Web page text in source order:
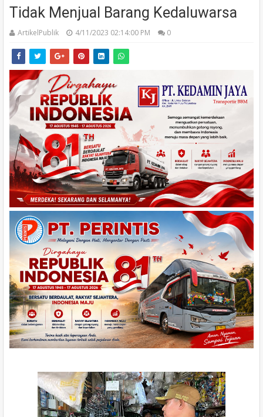
Tidak Menjual Barang Kedaluwarsa
ArtikelPublik 4/11/2023 02:14:00 PM 0